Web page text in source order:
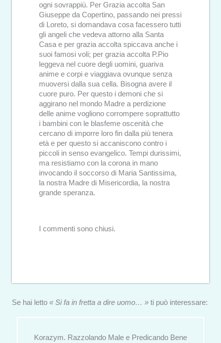
ogni sovrappiù. Per Grazia accolta San
Giuseppe da Copertino, passando nei pressi
di Loreto, si domandava cosa facessero tutti
gli angeli che vedeva attorno alla Santa
Casa e per grazia accolta spiccava anche i
suoi famosi voli; per grazia accolta P.Pio
leggeva nel cuore degli uomini, guariva
anime e corpi e viaggiava ovunque senza
muoversi dalla sua cella. Bisogna avere il
cuore puro. Per questo i demoni che si
aggirano nel mondo Madre a perdizione
delle anime vogliono corrompere soprattutto
i bambini con le blasfeme oscenità che
cercano di imporre loro fin dalla più tenera
età e per questo si accaniscono contro i
piccoli in senso evangelico. Tempi durissimi,
ma resistiamo con la corona in mano
invocando il soccorso di Maria Santissima,
la nostra Madre di Misericordia, la nostra
grande speranza.
I commenti sono chiusi.
Se hai letto « Si fa in fretta a dire uomo… » ti può interessare:
Korazym. Razzolando Male e Predicando Bene